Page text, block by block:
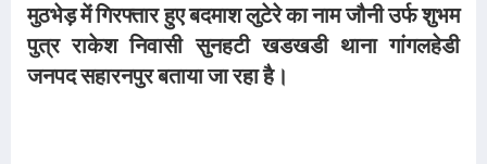
मुठभेड़ में गिरफ्तार हुए बदमाश लुटेरे का नाम जौनी उर्फ शुभम
पुत्र राकेश निवासी सुनहटी खडखडी थाना गांगलहेडी
जनपद सहारनपुर बताया जा रहा है।